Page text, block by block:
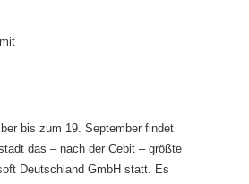
bis zum 19. September findet
das – nach der Cebit – größte
Deutschland GmbH statt. Es